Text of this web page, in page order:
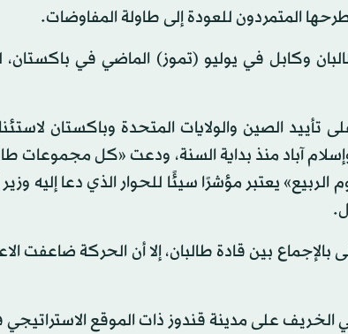
المتمردون للعودة إلى طاولة المفاوضات.
وكابل في يوليو (تموز) الماضي في
الصين والولايات المتحدة وباكستان
اجتماعات في كابل وإسلام آباد منذ بداية السنة، ودعت «كل
يعتبر مؤشرًا سيئًا للحوار الذي دعا إليه
بالإجماع بين قادة طالبان، إلا أن الحركة ضاعفت
على مدينة قندوز ذات الموقع الاستراتيجي